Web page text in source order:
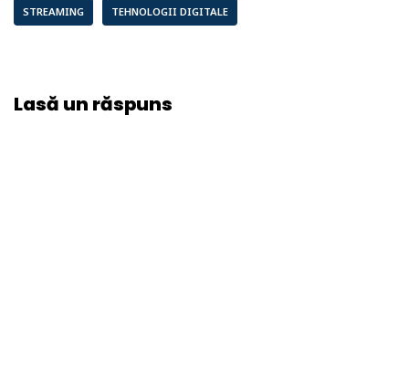
STREAMING TEHNOLOGII DIGITALE
Lasă un răspuns